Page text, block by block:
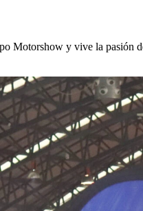
Motorshow y vive la pasión